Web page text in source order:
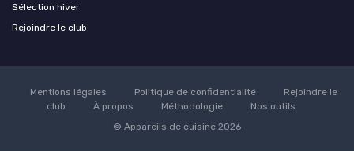
Sélection hiver
Rejoindre le club
Mentions légales Politique de confidentialité
Rejoindre le
club
À propos Méthodologie
Nos outils
© Appareils de cuisine 2026